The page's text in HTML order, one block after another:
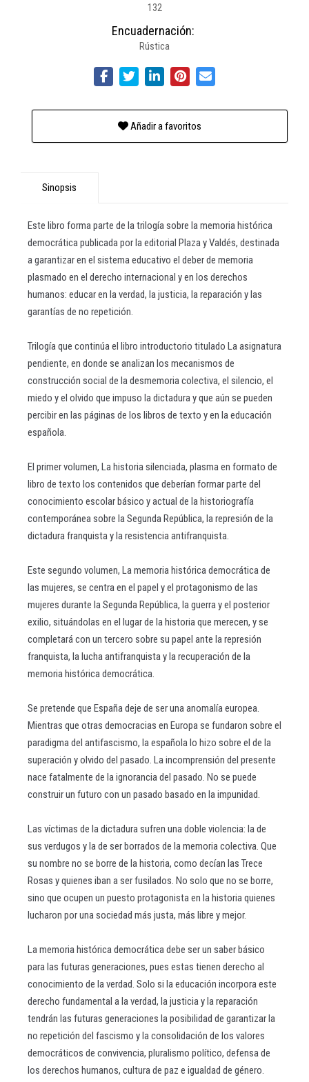
132
Encuadernación:
Rústica
Añadir a favoritos
Sinopsis
Este libro forma parte de la trilogía sobre la memoria histórica
democrática publicada por la editorial Plaza y Valdés, destinada
a garantizar en el sistema educativo el deber de memoria
plasmado en el derecho internacional y en los derechos
humanos: educar en la verdad, la justicia, la reparación y las
garantías de no repetición.
Trilogía que continúa el libro introductorio titulado La asignatura
pendiente, en donde se analizan los mecanismos de
construcción social de la desmemoria colectiva, el silencio, el
miedo y el olvido que impuso la dictadura y que aún se pueden
percibir en las páginas de los libros de texto y en la educación
española.
El primer volumen, La historia silenciada, plasma en formato de
libro de texto los contenidos que deberían formar parte del
conocimiento escolar básico y actual de la historiografía
contemporánea sobre la Segunda República, la represión de la
dictadura franquista y la resistencia antifranquista.
Este segundo volumen, La memoria histórica democrática de
las mujeres, se centra en el papel y el protagonismo de las
mujeres durante la Segunda República, la guerra y el posterior
exilio, situándolas en el lugar de la historia que merecen, y se
completará con un tercero sobre su papel ante la represión
franquista, la lucha antifranquista y la recuperación de la
memoria histórica democrática.
Se pretende que España deje de ser una anomalía europea.
Mientras que otras democracias en Europa se fundaron sobre el
paradigma del antifascismo, la española lo hizo sobre el de la
superación y olvido del pasado. La incomprensión del presente
nace fatalmente de la ignorancia del pasado. No se puede
construir un futuro con un pasado basado en la impunidad.
Las víctimas de la dictadura sufren una doble violencia: la de
sus verdugos y la de ser borrados de la memoria colectiva. Que
su nombre no se borre de la historia, como decían las Trece
Rosas y quienes iban a ser fusilados. No solo que no se borre,
sino que ocupen un puesto protagonista en la historia quienes
lucharon por una sociedad más justa, más libre y mejor.
La memoria histórica democrática debe ser un saber básico
para las futuras generaciones, pues estas tienen derecho al
conocimiento de la verdad. Solo si la educación incorpora este
derecho fundamental a la verdad, la justicia y la reparación
tendrán las futuras generaciones la posibilidad de garantizar la
no repetición del fascismo y la consolidación de los valores
democráticos de convivencia, pluralismo político, defensa de
los derechos humanos, cultura de paz e igualdad de género.